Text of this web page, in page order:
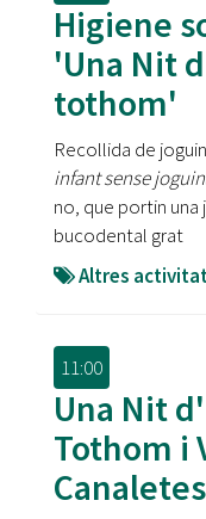
Higiene
'Una Nit
tothom'
Recollida de
infant sense
no, que portin una
bucodental grat
Altres
11:00
Una Nit
Tothom i
Canaletes